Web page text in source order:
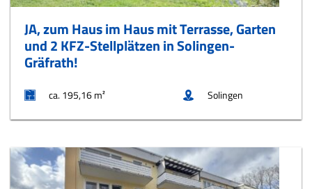
JA, zum Haus im Haus mit Terrasse, Garten
und 2 KFZ-Stellplätzen in Solingen-
Gräfrath!
ca. 195,16 m² Solingen